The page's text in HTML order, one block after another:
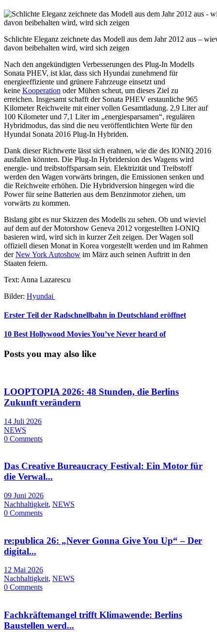
Schlichte Eleganz zeichnete das Modell aus dem Jahr 2012 aus –
davon beibehalten wird, wird sich zeigen
Nach den angekündigten Verbesserungen des Plug-In Modells
Sonata PHEV, ist klar, dass sich Hyundai zunehmend für
energieeffiziente und grünere Fahrzeuge einsetzt und
keine Kooperation oder Mühen scheut, um dieses Ziel zu
erreichen. Insgesamt schafft der Sonata PHEV erstaunliche 965
Kilometer Reichweite mit einer vollen Gesamtladung. 2,9 Liter auf
100 Kilometer und 7,1 Liter im „energiesparsamen“, regulären
Hybridmodus, das sind die neu veröffentlichten Werte für den
Hyundai Sonata 2016 Plug-In Hybriden.
Dank dieser Richtwerte lässt sich erahnen, wie die des IONIQ 2016
ausfallen könnten. Die Plug-In Hybridersion des Wagens wird
energie- und treibstoffsparsam sein. Elektrizität und Treibstoff
werden den Wagen vorwärts bringen, die Emissionen senken und
die Reichweite erhöhen. Die Hybridversion hingegen wird die
Power für seine Batterien aus dem Benzinmotor ziehen, um
vorwärts zu kommen.
Bislang gibt es nur Skizzen des Modells zu sehen. Ob und wieviel
auf dem auf der Motorshow Geneva 2012 vorgestellten I-ONIQ
basieren wird, wird sich in kurzer Zeit zeigen. Der Wagen soll
offiziell diesen Monat in Korea vorgestellt werden und im Rahmen
derNew York Autoshow im März auch seinen Auftritt in den
Staaten feiern.
Text: Anna Lazarescu
Bilder: Hyundai
Erster Teil der Radschnellbahn in Deutschland eröffnet
10 Best Hollywood Movies You’ve Never heard of
Posts you may also like
LOOPTOPIA 2026: 48 Stunden, die Berlins
Zukunft verändern
14 Juli 2026
NEWS
0 Comments
Das Creative Bureaucracy Festival: Ein Motor für
die Verwal...
09 Juni 2026
Nachhaltigkeit, NEWS
0 Comments
re:publica 26: „Never Gonna Give You Up“ – Der
digital...
12 Mai 2026
Nachhaltigkeit, NEWS
0 Comments
Fachkräftemangel trifft Klimawende: Berlins
Baustellen werd...